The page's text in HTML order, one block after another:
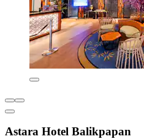
Astara Hotel Balikpapan